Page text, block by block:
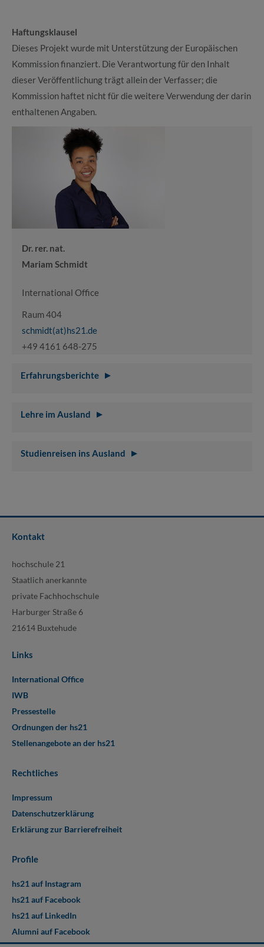
Haftungsklausel
Dieses Projekt wurde mit Unterstützung der Europäischen
Kommission finanziert. Die Verantwortung für den Inhalt
dieser Veröffentlichung trägt allein der Verfasser; die
Kommission haftet nicht für die weitere Verwendung der darin
enthaltenen Angaben.
Dr. rer. nat.
Mariam Schmidt
International Office
Raum 404
schmidt(at)hs21.de
+49 4161 648-275
Erfahrungsberichte
Lehre im Ausland
Studienreisen ins Ausland
Kontakt
hochschule 21
Staatlich anerkannte
private Fachhochschule
Harburger Straße 6
21614 Buxtehude
Links
International Office
IWB
Pressestelle
Ordnungen der hs21
Stellenangebote an der hs21
Rechtliches
Impressum
Datenschutzerklärung
Erklärung zur Barrierefreiheit
Profile
hs21 auf Instagram
hs21 auf Facebook
hs21 auf LinkedIn
Alumni auf Facebook